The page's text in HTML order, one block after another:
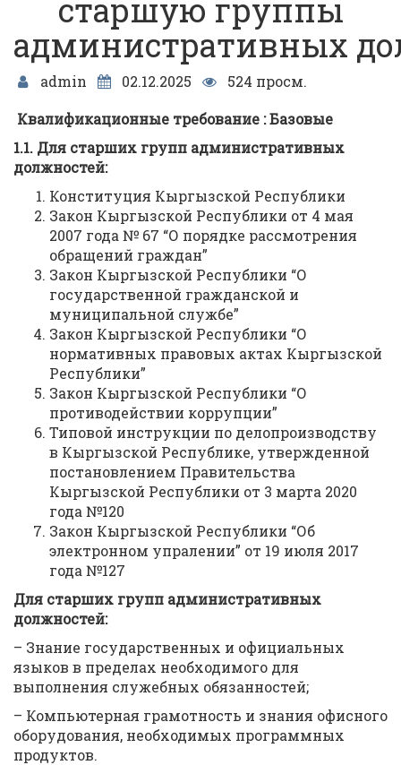
старшую группы
административных
admin 02.12.2025
524 просм.
Квалификационные требование : Базовые
1.1. Для старших групп административных
должностей:
Конституция Кыргызской Республики
Закон Кыргызской Республики от 4 мая
2007 года № 67 “О порядке рассмотрения
обращений граждан”
Закон Кыргызской Республики “О
государственной гражданской и
муниципальной службе”
Закон Кыргызской Республики “О
нормативных правовых актах Кыргызской
Республики”
Закон Кыргызской Республики “О
противодействии коррупции”
Типовой инструкции по делопроизводству
в Кыргызской Республике, утвержденной
постановлением Правительства
Кыргызской Республики от 3 марта 2020
года №120
Закон Кыргызской Республики “Об
электронном упралении” от 19 июля 2017
года №127
Для старших групп административных
должностей:
– Знание государственных и официальных
языков в пределах необходимого для
выполнения служебных обязанностей;
– Компьютерная грамотность и знания офисного
оборудования, необходимых программных
продуктов.